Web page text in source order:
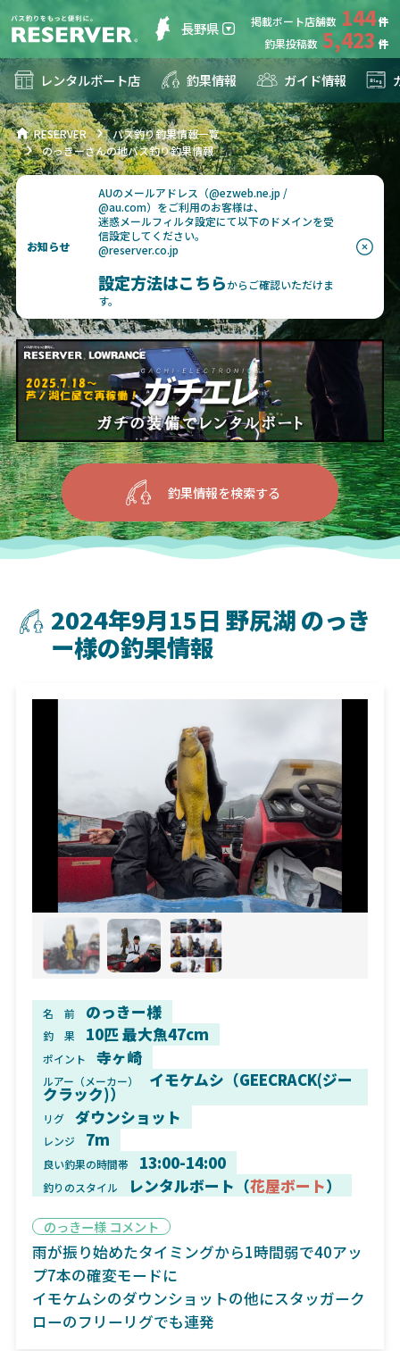
長野県 掲載ボート店舗数 144
釣果投稿数 5,423
レンタルボート店 釣果情報 ガイド情報
RESERVER
バス釣り釣果情報一覧
のっきーさんの地バス釣り釣果情報
お知らせ
AUのメールアドレス（@ezweb.ne.jp /
@au.com）をご利用のお客様は、
迷惑メールフィルタ設定にて以下のドメインを受
信設定してください。
@reserver.co.jp
設定方法はこちらからご確認いただけま
す。
釣果情報を検索する
2024年9月15日 野尻湖 のっき
ー様の釣果情報
名 前 のっきー様
釣 果 10匹 最大魚47cm
ポイント 寺ヶ崎
ルアー（メーカー） イモケムシ（GEECRACK(ジー
クラック)）
リグ ダウンショット
レンジ 7m
良い釣果の時間帯 13:00-14:00
釣りのスタイル レンタルボート（花屋ボート）
のっきー様 コメント
雨が振り始めたタイミングから1時間弱で40アッ
プ7本の確変モードに
イモケムシのダウンショットの他にスタッガーク
ローのフリーリグでも連発